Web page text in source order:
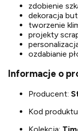
zdobienie
dekoracja
tworzenie
projekty
ozdabianie
Informacje o
Producent:
Kod